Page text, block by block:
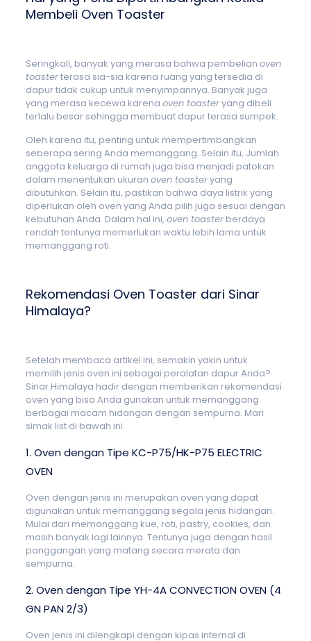
Membeli Oven Toaster
Seringkali, banyak yang merasa bahwa pembelian oven
toasterterasa sia-sia karena ruang yang tersedia di
dapur tidak cukup untuk menyimpannya. Banyak juga
yang merasa kecewa karena oven toasteryang dibeli
terlalu besar sehingga membuat dapur terasa sumpek.
Oleh karena itu, penting untuk mempertimbangkan
seberapa sering Anda memanggang. Selain itu, Jumlah
anggota keluarga di rumah juga bisa menjadi patokan
dalam menentukan ukuran oven toasteryang
dibutuhkan. Selain itu, pastikan bahwa daya listrik yang
diperlukan oleh oven yang Anda pilih juga sesuai dengan
kebutuhan Anda. Dalam hal ini, oven toasterberdaya
rendah tentunya memerlukan waktu lebih lama untuk
memanggang roti.
Rekomendasi Oven Toaster dari Sinar
Himalaya?
Setelah membaca artikel ini, semakin yakin untuk
memilih jenis oven ini sebagai peralatan dapur Anda?
Sinar Himalaya hadir dengan memberikan rekomendasi
oven yang bisa Anda gunakan untuk memanggang
berbagai macam hidangan dengan sempurna. Mari
simak list di bawah ini.
1. Oven dengan Tipe KC-P75/HK-P75 ELECTRIC
OVEN
Oven dengan jenis ini merupakan oven yang dapat
digunakan untuk memanggang segala jenis hidangan.
Mulai dari memanggang kue, roti, pastry, cookies, dan
masih banyak lagi lainnya. Tentunya juga dengan hasil
panggangan yang matang secara merata dan
sempurna.
2. Oven dengan Tipe YH-4A CONVECTION OVEN (4
GN PAN 2/3)
Oven jenis ini dilengkapi dengan kipas internal di